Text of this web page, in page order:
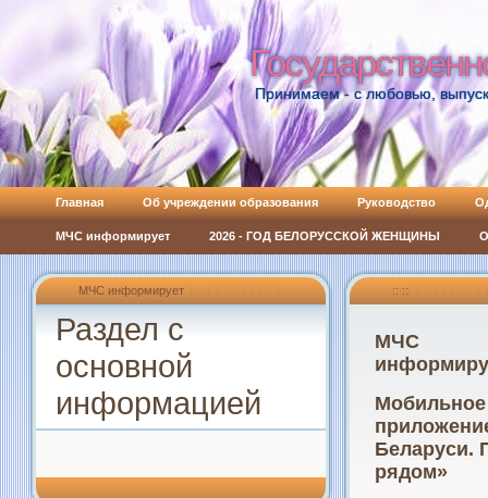
Принимаем - с любовью,
Главная Об учреждении образования Руководство
МЧС информирует 2026 - ГОД БЕЛОРУССКОЙ ЖЕНЩИНЫ
МЧС информирует
Раздел с
основной
информацией
:: ::
МЧС
Мобильное
Беларуси.
рядом»